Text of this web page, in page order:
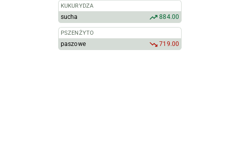
KUKURYDZA
sucha 884.00
PSZENŻYTO
paszowe 719.00